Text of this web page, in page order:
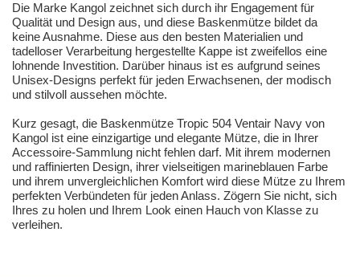
Die Marke Kangol zeichnet sich durch ihr Engagement für
Qualität und Design aus, und diese Baskenmütze bildet da
keine Ausnahme. Diese aus den besten Materialien und
tadelloser Verarbeitung hergestellte Kappe ist zweifellos eine
lohnende Investition. Darüber hinaus ist es aufgrund seines
Unisex-Designs perfekt für jeden Erwachsenen, der modisch
und stilvoll aussehen möchte.
Kurz gesagt, die Baskenmütze Tropic 504 Ventair Navy von
Kangol ist eine einzigartige und elegante Mütze, die in Ihrer
Accessoire-Sammlung nicht fehlen darf. Mit ihrem modernen
und raffinierten Design, ihrer vielseitigen marineblauen Farbe
und ihrem unvergleichlichen Komfort wird diese Mütze zu Ihrem
perfekten Verbündeten für jeden Anlass. Zögern Sie nicht, sich
Ihres zu holen und Ihrem Look einen Hauch von Klasse zu
verleihen.